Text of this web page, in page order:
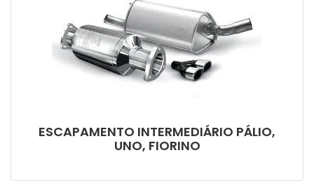
ESCAPAMENTO INTERMEDIÁRIO PÁLIO,
UNO, FIORINO